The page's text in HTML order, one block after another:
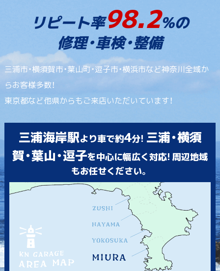
リピート率98.2%の
修理・車検・整備
三浦市・横須賀市・葉山町・逗子市・横浜市など神奈川全域か
らお客様多数！
東京都など他県からもご来店いただいています！
三浦海岸駅より車で約4分! 三浦・横須
賀・葉山・逗子を中心に幅広く対応! 周辺地域
もお任せください。